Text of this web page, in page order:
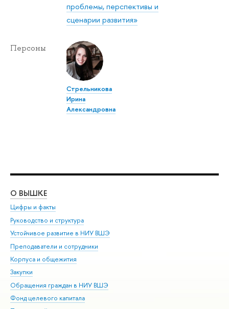
проблемы, перспективы и
сценарии развития»
Персоны
Стрельникова
Ирина
Александровна
О ВЫШКЕ
Цифры и факты
Руководство и структура
Устойчивое развитие в НИУ ВШЭ
Преподаватели и сотрудники
Корпуса и общежития
Закупки
Обращения граждан в НИУ ВШЭ
Фонд целевого капитала